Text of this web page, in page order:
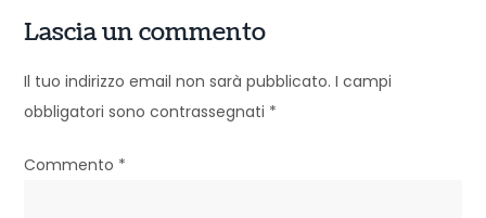
g
a
z
i
Lascia un commento
Il tuo indirizzo email non sarà pubblicato. I campi
obbligatori sono contrassegnati *
Commento *